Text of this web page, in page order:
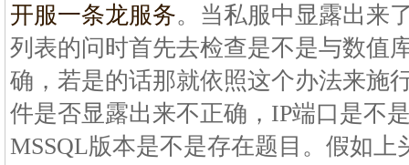
开服一条龙服务。当私服中显露出来
列表的问时首先去检查是不是与数值
确，若是的话那就依照这个办法来施
件是否显露出来不正确，IP端口是不
MSSQL版本是不是存在题目。假如